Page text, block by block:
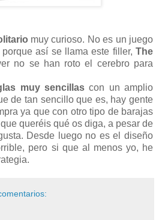
muy curioso. No es un juego
así se llama este filler, The
no se han roto el cerebro para
muy sencillas con un amplio
de tan sencillo que es, hay gente
ya que con otro tipo de barajas
queréis qué os diga, a pesar de
Desde luego no es el diseño
pero si que al menos yo, he